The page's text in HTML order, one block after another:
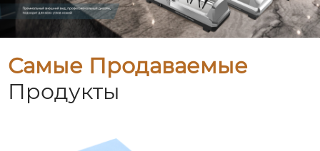
Самые Продаваемые
Продукты